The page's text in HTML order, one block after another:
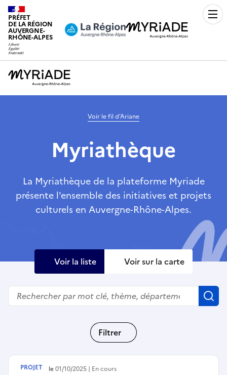
PRÉFET
DE LA RÉGION
AUVERGNE-
RHÔNE-ALPES
Voir le fil d’Ariane
Myriathèque
La Myriathèque de la plateforme Myriade
présente l'ensemble des initiatives et projets
culturels en Auvergne-Rhône-Alpes.
Voir la liste Voir sur la carte
Rechercher
Filtrer
Débute le01/10/2025 En cours
PROJET